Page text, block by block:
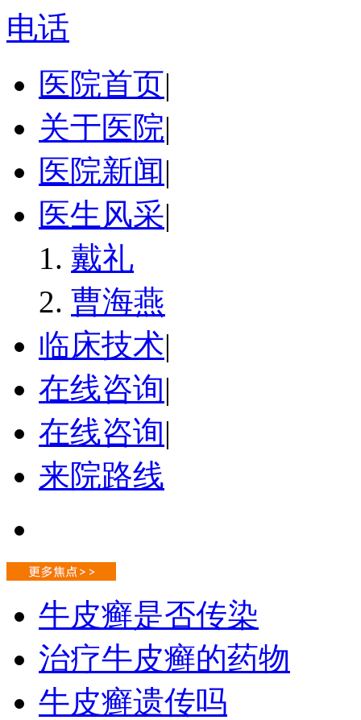
电话
医院首页|
关于医院|
医院新闻|
医生风采|
戴礼
曹海燕
临床技术|
在线咨询|
在线咨询|
来院路线
牛皮癣是否传染
治疗牛皮癣的药物
牛皮癣遗传吗